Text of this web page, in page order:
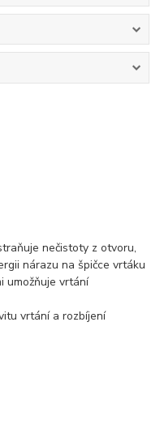
nečistoty z otvoru,
nárazu na špičce vrtáku
umožňuje vrtání
vrtání a rozbíjení